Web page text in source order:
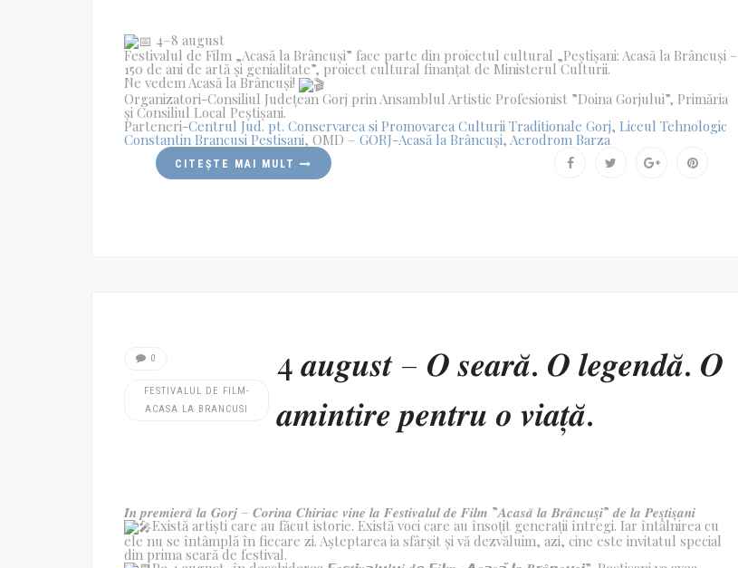
4–8 august
Festivalul de Film „Acasă la Brâncuși” face parte din proiectul cultural „Peștișani: Acasă la Brâncuși –
150 de ani de artă și genialitate”, proiect cultural finanțat de Ministerul Culturii.
Ne vedem Acasă la Brâncuși!
Organizatori-Consiliul Județean Gorj prin Ansamblul Artistic Profesionist ”Doina Gorjului”, Primăria
și Consiliul Local Peștișani.
Parteneri-Centrul Jud. pt. Conservarea si Promovarea Culturii Traditionale Gorj, Liceul Tehnologic
Constantin Brancusi Pestisani, OMD – GORJ-Acasă la Brâncuși, Aerodrom Barza
CITEȘTE MAI MULT
0
FESTIVALUL DE FILM-
ACASA LA BRANCUSI
4 𝒂𝒖𝒈𝒖𝒔𝒕 – 𝑶 𝒔𝒆𝒂𝒓𝒂̆. 𝑶 𝒍𝒆𝒈𝒆𝒏𝒅𝒂̆. 𝑶
𝒂𝒎𝒊𝒏𝒕𝒊𝒓𝒆 𝒑𝒆𝒏𝒕𝒓𝒖 𝒐 𝒗𝒊𝒂𝒕̦𝒂̆.
𝑰̂𝒏 𝒑𝒓𝒆𝒎𝒊𝒆𝒓𝒂̆ 𝒍𝒂 𝑮𝒐𝒓𝒋 – 𝑪𝒐𝒓𝒊𝒏𝒂 𝑪𝒉𝒊𝒓𝒊𝒂𝒄 𝒗𝒊𝒏𝒆 𝒍𝒂 𝑭𝒆𝒔𝒕𝒊𝒗𝒂𝒍𝒖𝒍 𝒅𝒆 𝑭𝒊𝒍𝒎 ”𝑨𝒄𝒂𝒔𝒂̆ 𝒍𝒂 𝑩𝒓𝒂̂𝒏𝒄𝒖𝒔̦𝒊” 𝒅𝒆 𝒍𝒂 𝑷𝒆𝒔̦𝒕𝒊𝒔̦𝒂𝒏𝒊
Există artiști care au făcut istorie. Există voci care au însoțit generații întregi. Iar întâlnirea cu
ele nu se întâmplă în fiecare zi. Așteptarea ia sfârșit și vă dezvăluim, azi, cine este invitatul special
din prima seară de festival.